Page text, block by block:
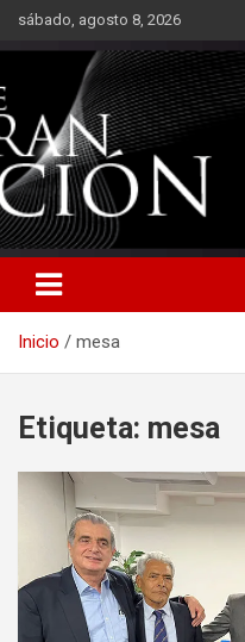
Saltarsábado, agosto 8, 2026
Inicio mesa
Etiqueta: mesa